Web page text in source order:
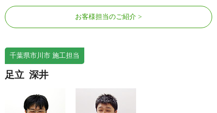
お客様担当のご紹介
千葉県市川市 施工担当
足立 深井